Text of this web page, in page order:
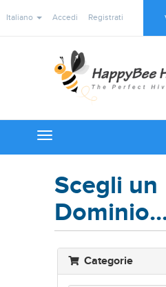
Italiano Accedi Registrati
Toggle
navigation
Scegli un
Categorie